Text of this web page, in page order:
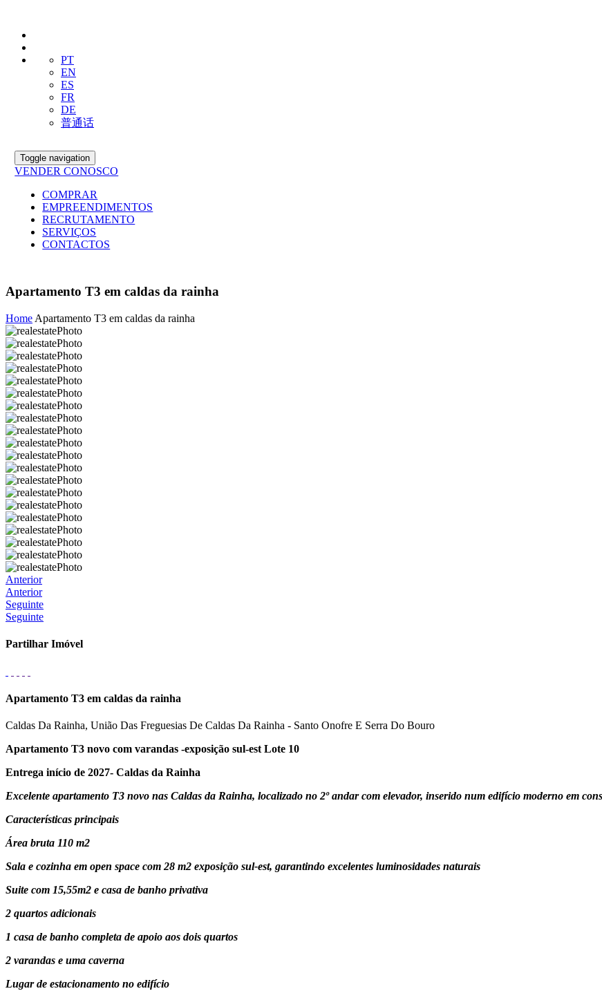
PT
EN
ES
FR
DE
普通话
Toggle navigation
VENDER CONOSCO
COMPRAR
EMPREENDIMENTOS
RECRUTAMENTO
SERVIÇOS
CONTACTOS
Apartamento T3 em caldas da rainha
Home Apartamento T3 em caldas da rainha
Anterior
Anterior
Seguinte
Seguinte
Partilhar Imóvel
Apartamento T3 em caldas da rainha
Caldas Da Rainha, União Das Freguesias De Caldas Da Rainha - Santo Onofre E Serra Do Bouro
Apartamento T3 novo com varandas -exposição sul-est Lote 10
Entrega início de 2027- Caldas da Rainha
Excelente apartamento T3 novo nas Caldas da Rainha, localizado no 2º andar com elevador, inserido num edifício moderno em
Características principais
Área bruta 110 m2
Sala e cozinha em open space com 28 m2 exposição sul-est, garantindo excelentes luminosidades naturais
Suite com 15,55m2 e casa de banho privativa
2 quartos adicionais
1 casa de banho completa de apoio aos dois quartos
2 varandas e uma caverna
Lugar de estacionamento no edifício